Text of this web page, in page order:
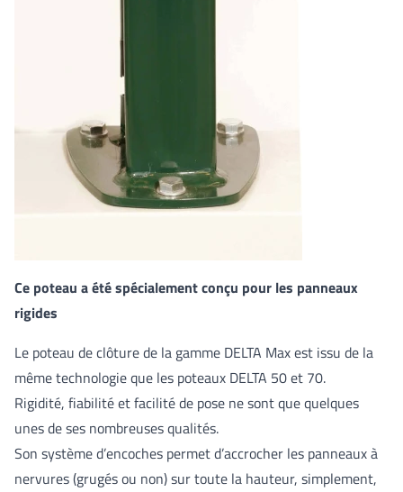
Ce poteau a été spécialement conçu pour les panneaux
rigides
Le poteau de clôture de la gamme DELTA Max est issu de la
même technologie que les poteaux DELTA 50 et 70.
Rigidité, fiabilité et facilité de pose ne sont que quelques
unes de ses nombreuses qualités.
Son système d’encoches permet d’accrocher les panneaux à
nervures (grugés ou non) sur toute la hauteur, simplement,